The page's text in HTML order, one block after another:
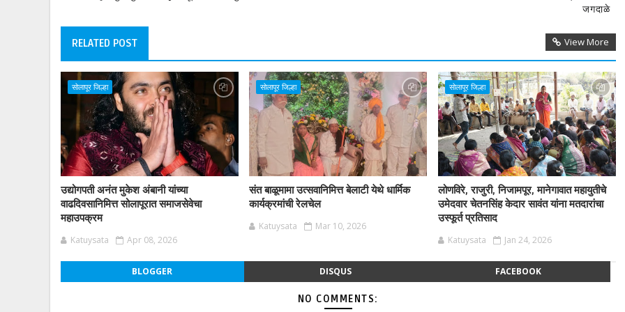
जगदाळे
RELATED POST View More
सोलापूर जिल्हा
उद्योगपती अनंत मुकेश अंबानी यांच्या
वाढदिवसानिमित्त सोलापूरात समाजसेवेचा
महाउपक्रम
Katuysata Apr 08, 2026
सोलापूर जिल्हा
संत बाळूमामा उत्सवानिमित्त बेलाटी येथे धार्मिक
कार्यक्रमांची रेलचेल
Katuysata Mar 10, 2026
सोलापूर जिल्हा
लोणविरे, राजुरी, निजामपूर, मानेगावात महायुतीचे
उमेदवार चेतनसिंह केदार सावंत यांना मतदारांचा
उस्फूर्त प्रतिसाद
Katuysata Jan 24, 2026
BLOGGER DISQUS FACEBOOK
NO COMMENTS: